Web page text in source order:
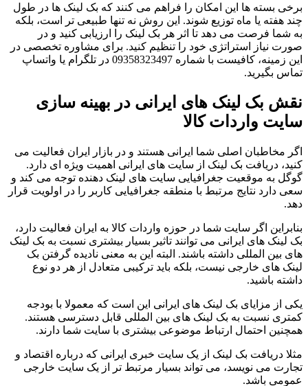
برخی بسته ها این امکان را فراهم می کنند که بک لینک ها در طول
چند هفته یا ماه توزیع شوند. این روش نه تنها طبیعی تر است، بلکه
به شما فرصت می دهد تا اثر هر بک لینک را ارزیابی کنید و در
صورت نیاز استراتژی خود را تنظیم کنید. برای مشاوره تخصصی در
این زمینه، کافیست با شماره 09358323497 در تلگرام یا واتساپ
تماس بگیرید.
نقش بک لینک های ایرانی در بهینه سازی
سایت واردات کالا
اگر مخاطبان اصلی شما ایرانی هستند و در بازار ایران فعالیت می
کنید، دریافت بک لینک از سایت های ایرانی اهمیت ویژه ای دارد.
گوگل به موقعیت جغرافیایی سایت های لینک دهنده توجه می کند و
سعی دارد نتایج مرتبط با منطقه جغرافیایی کاربر را در اولویت قرار
دهد.
بنابراین اگر سایت شما در حوزه واردات کالا به ایران فعالیت دارد،
بک لینک های ایرانی می توانند تاثیر بسیار بیشتری نسبت به بک لینک
های بین المللی داشته باشند. البته این به معنی نادیده گرفتن بک
لینک های خارجی نیست، بلکه باید ترکیبی متعادل از هر دو نوع
داشته باشید.
یکی از مزایای بک لینک های ایرانی این است که معمولا با بودجه
کمتری نسبت به بک لینک های بین المللی قابل دسترسی هستند.
همچنین احتمال ارتباط موضوعی بیشتری با سایت شما دارند.
مثلا دریافت بک لینک از یک سایت خبری ایرانی که درباره اقتصاد و
تجارت می نویسد، می تواند بسیار مرتبط تر از یک سایت خارجی
عمومی باشد.